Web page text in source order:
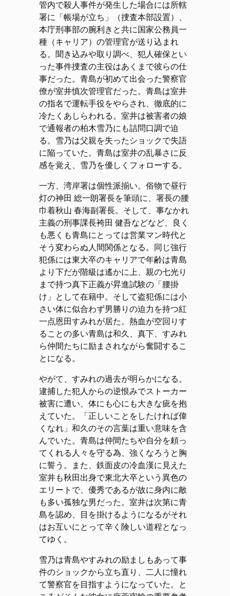
管内で殺人事件が発生した場合には所轄
署に「帳場が立ち」（捜査本部設置）、
本庁刑事部の腕利きと共に国家公務員一
種（キャリア）の管理官が送り込まれ
る。聞き込みや取り調べ、犯人確保とい
った事件捜査の主役はあくまで彼らの仕
事だった。青島が初めて出会った警察官
僚が室井慎次管理官だった。青島は室井
の指名で運転手役をやらされ、徹底的に
冷たくあしらわれる。室井は被害者の娘
で通報者の柏木雪乃にも詰問口調で迫
る。雪乃は父親を失ったショックで失語
に陥っていた。青島は室井の乱暴さに反
感を覚え、雪乃を優しくフォローする。
一方、湾岸署は個性派揃い。俗物で昼行
灯の神田 総一朗署長を筆頭に、署長の腰
巾着秋山 春海副署長。そして、事なかれ
主義の刑事課長袴田 健吾などなど、良く
も悪くも青島にとっては営業マン時代と
そう変わらぬ人間関係となる。同じ強行
犯係には東大卒のキャリアで年齢は青島
より下だが階級は遙かに上、親の七光り
まで持つ真下正義が昇進試験の「腰掛
け」として在籍中。そして盗犯係には小
さい体に似合わず男勝りの迫力を持つ紅
一点恩田すみれが居た。熱血が空回りす
ることの多い青島は和久、真下、すみれ
ら仲間たちに励まされながら奮闘するこ
とになる。
やがて、すみれの過去が明らかになる。
逮捕した犯人からの逆恨みでストーカー
被害に遭い、体にも心にも大きな疵を抱
えていた。「正しいことをしたければ偉
くなれ」和久のその言葉は重い意味を含
んでいた。青島は仲間たちや自分を頼っ
てくれる人々を守る為、強くなろうと胸
に誓う。また、鉄面皮の冷血漢に見えた
室井も秋田出身で東北大卒という異色の
エリートで、優秀であるが故に身内に敵
も多い孤独な男だった。室井は次第に青
島を認め、目を掛けるようになるがそれ
はお互いにとって辛く険しい道程となっ
てゆく。
雪乃は青島やすみれの励ましもあって事
件のショックから立ち直り、二人に憧れ
て警察官を目指すようになっていた。と